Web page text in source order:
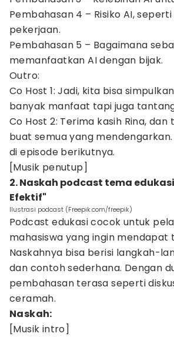
Pembahasan 4 – Risiko AI,
pekerjaan.
Pembahasan 5 – Bagaimana
memanfaatkan AI dengan bijak.
Outro:
Co Host 1: Jadi, kita bisa
banyak manfaat tapi juga
Co Host 2: Terima kasih Rina,
buat semua yang
di episode berikutnya.
[Musik penutup]
2. Naskah podcast tema
Efektif"
Ilustrasi podcast (Freepik.com/freepik)
Podcast edukasi cocok untuk
mahasiswa yang ingin
Naskahnya bisa berisi langkah-
dan contoh sederhana. Dengan
pembahasan terasa seperti
ceramah.
Naskah:
[Musik intro]